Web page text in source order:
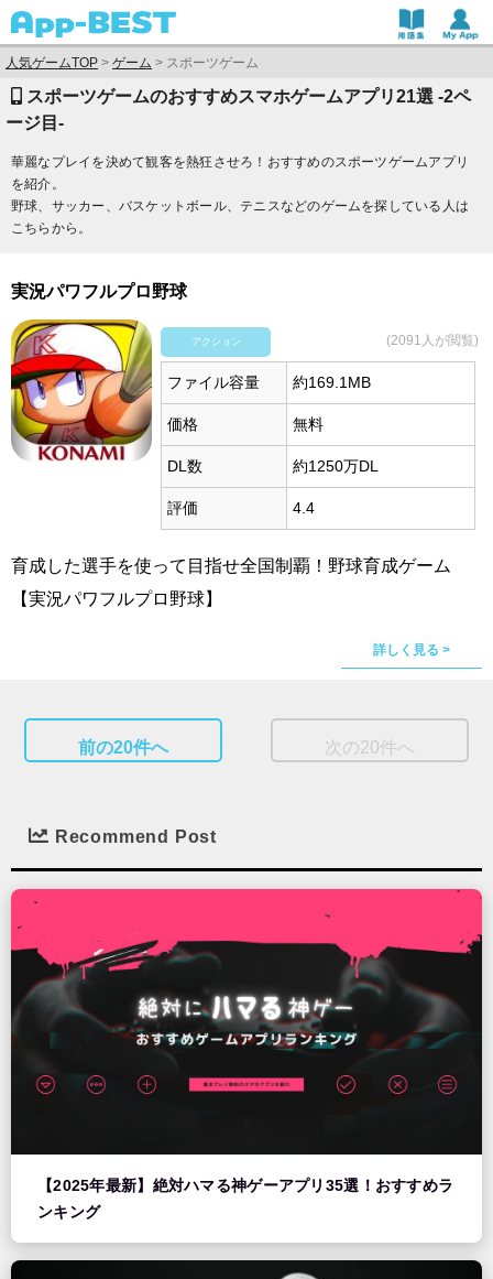
人気ゲームTOP > ゲーム > スポーツゲーム
スポーツゲームのおすすめスマホゲームアプリ21選 -2ペ
ージ目-
華麗なプレイを決めて観客を熱狂させろ！おすすめのスポーツゲームアプリ
を紹介。
野球、サッカー、バスケットボール、テニスなどのゲームを探している人は
こちらから。
実況パワフルプロ野球
アクション (2091人が閲覧)
ファイル容量 約169.1MB
価格 無料
DL数 約1250万DL
評価 4.4
育成した選手を使って目指せ全国制覇！野球育成ゲーム
【実況パワフルプロ野球】
詳しく見る >
前の20件へ 次の20件へ
Recommend Post
【2025年最新】絶対ハマる神ゲーアプリ35選！おすすめラ
ンキング